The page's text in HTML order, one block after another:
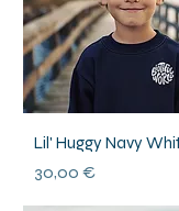
Lil' Huggy Navy
Prix
30,00 €